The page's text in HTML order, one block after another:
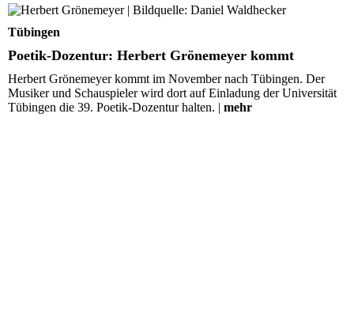
Poetik-Dozentur: Herbert Grönemeyer kommt
Tübingen
Poetik-Dozentur: Herbert Grönemeyer kommt
Herbert Grönemeyer kommt im November nach Tübingen. Der
Musiker und Schauspieler wird dort auf Einladung der Universität
Tübingen die 39. Poetik-Dozentur halten. | mehr